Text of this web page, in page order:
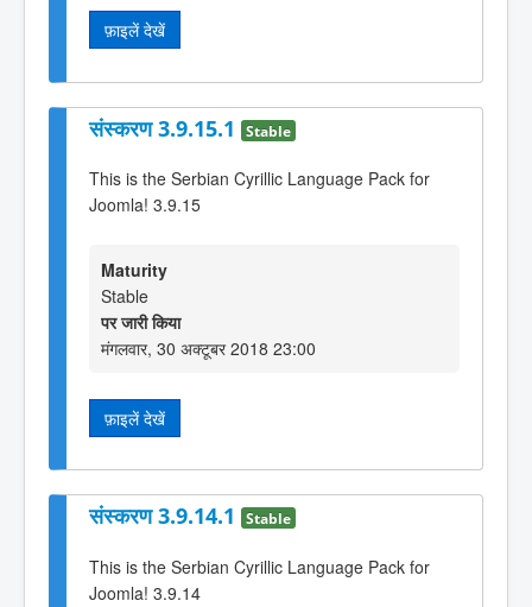
फ़ाइलें देखें
संस्करण 3.9.15.1 Stable
This is the Serbian Cyrillic Language Pack for
Joomla! 3.9.15
Maturity
Stable
पर जारी किया
मंगलवार, 30 अक्टूबर 2018 23:00
फ़ाइलें देखें
संस्करण 3.9.14.1 Stable
This is the Serbian Cyrillic Language Pack for
Joomla! 3.9.14